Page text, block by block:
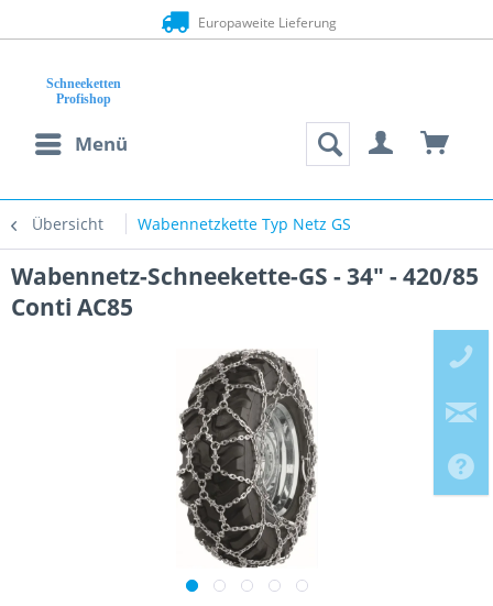
Europaweite Lieferung
Menü
Übersicht Wabennetzkette Typ Netz GS
Wabennetz-Schneekette-GS - 34" - 420/85
Conti AC85